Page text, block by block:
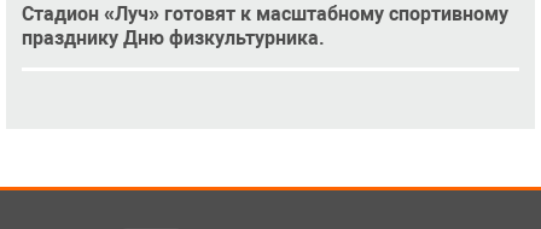
Стадион «Луч» готовят к масштабному спортивному
празднику Дню физкультурника.